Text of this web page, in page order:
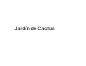
Jardín de Cactus